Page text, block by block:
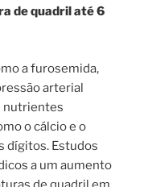
de quadril até 6
a furosemida,
arterial
nutrientes
o cálcio e o
dígitos. Estudos
a um aumento